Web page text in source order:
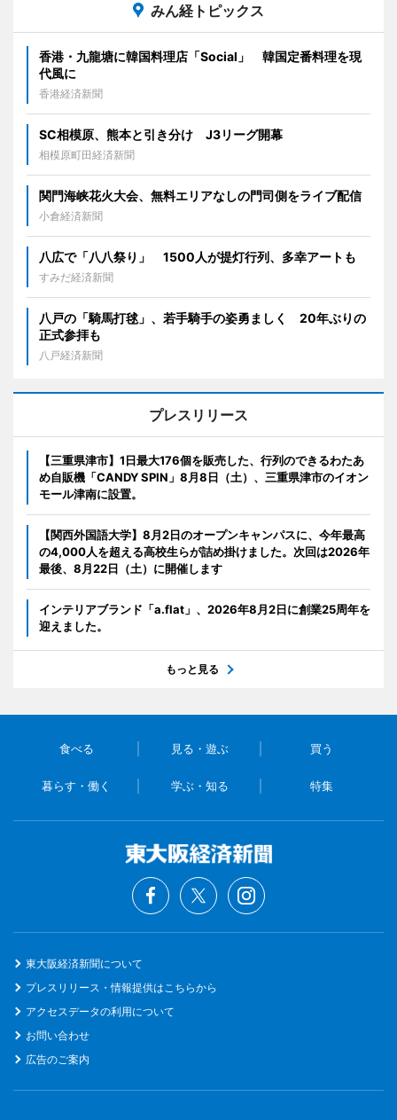
みん経トピックス
香港・九龍塘に韓国料理店「Social」 韓国定番料理を現
代風に
香港経済新聞
SC相模原、熊本と引き分け J3リーグ開幕
相模原町田経済新聞
関門海峡花火大会、無料エリアなしの門司側をライブ配信
小倉経済新聞
八広で「八八祭り」 1500人が提灯行列、多幸アートも
すみだ経済新聞
八戸の「騎馬打毬」、若手騎手の姿勇ましく 20年ぶりの
正式参拝も
八戸経済新聞
プレスリリース
【三重県津市】1日最大176個を販売した、行列のできるわたあ
め自販機「CANDY SPIN」8月8日（土）、三重県津市のイオン
モール津南に設置。
【関西外国語大学】8月2日のオープンキャンパスに、今年最高
の4,000人を超える高校生らが詰め掛けました。次回は2026年
最後、8月22日（土）に開催します
インテリアブランド「a.flat」、2026年8月2日に創業25周年を
迎えました。
もっと見る
食べる 見る・遊ぶ 買う
暮らす・働く 学ぶ・知る 特集
東大阪経済新聞について
プレスリリース・情報提供はこちらから
アクセスデータの利用について
お問い合わせ
広告のご案内